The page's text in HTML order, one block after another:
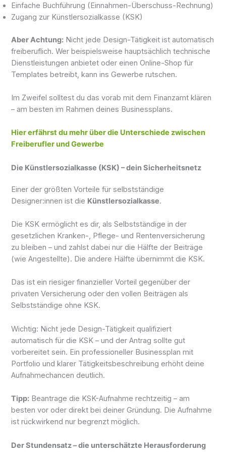
Einfache Buchführung (Einnahmen-Überschuss-Rechnung)
Zugang zur Künstlersozialkasse (KSK)
Aber Achtung: Nicht jede Design-Tätigkeit ist automatisch
freiberuflich. Wer beispielsweise hauptsächlich technische
Dienstleistungen anbietet oder einen Online-Shop für
Templates betreibt, kann ins Gewerbe rutschen.
Im Zweifel solltest du das vorab mit dem Finanzamt klären
– am besten im Rahmen deines Businessplans.
Hier erfährst du mehr über die Unterschiede zwischen
Freiberufler und Gewerbe
Die Künstlersozialkasse (KSK) – dein Sicherheitsnetz
Einer der größten Vorteile für selbstständige
Designer:innen ist die Künstlersozialkasse.
Die KSK ermöglicht es dir, als Selbstständige in der
gesetzlichen Kranken-, Pflege- und Rentenversicherung
zu bleiben – und zahlst dabei nur die Hälfte der Beiträge
(wie Angestellte). Die andere Hälfte übernimmt die KSK.
Das ist ein riesiger finanzieller Vorteil gegenüber der
privaten Versicherung oder den vollen Beiträgen als
Selbstständige ohne KSK.
Wichtig: Nicht jede Design-Tätigkeit qualifiziert
automatisch für die KSK – und der Antrag sollte gut
vorbereitet sein. Ein professioneller Businessplan mit
Portfolio und klarer Tätigkeitsbeschreibung erhöht deine
Aufnahmechancen deutlich.
Tipp: Beantrage die KSK-Aufnahme rechtzeitig – am
besten vor oder direkt bei deiner Gründung. Die Aufnahme
ist rückwirkend nur begrenzt möglich.
Der Stundensatz – die unterschätzte Herausforderung